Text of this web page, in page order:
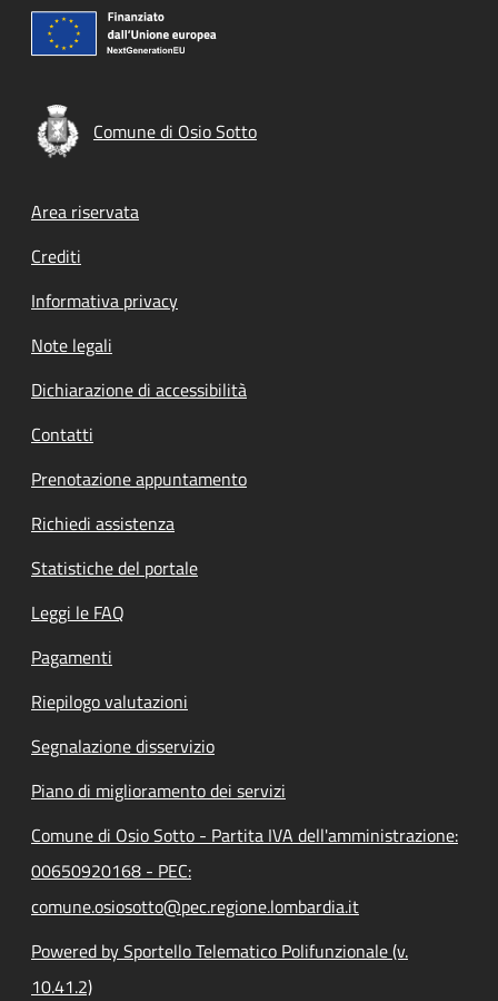
Comune di Osio Sotto
Footer menu
Area riservata
Crediti
Informativa privacy
Note legali
Dichiarazione di accessibilità
Contatti
Prenotazione appuntamento
Richiedi assistenza
Statistiche del portale
Leggi le FAQ
Pagamenti
Riepilogo valutazioni
Segnalazione disservizio
Piano di miglioramento dei servizi
Comune di Osio Sotto - Partita IVA dell'amministrazione:
00650920168 - PEC:
comune.osiosotto@pec.regione.lombardia.it
Powered by Sportello Telematico Polifunzionale (v.
10.41.2)